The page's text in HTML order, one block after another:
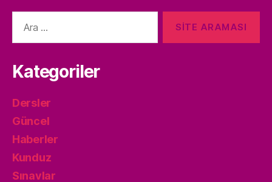
yap:
Kategoriler
Dersler
Güncel
Haberler
Kunduz
Sınavlar